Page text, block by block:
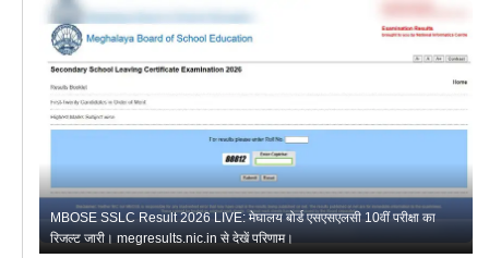
MBOSE SSLC Result 2026 LIVE: मेघालय बोर्ड एसएसएलसी 10वीं परीक्षा का
रिजल्ट जारी। megresults.nic.in से देखें परिणाम।